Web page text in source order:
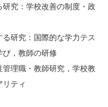
究：学校改善の制度・政
研究：国際的な学力テス
び，教師の研修
理職・教師研究，学校教
ティ